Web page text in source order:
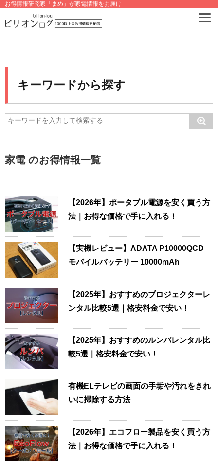
お得情報研究家「まめ」が家電情報をお届け
キーワードから探す
家電 のお得情報一覧
【2026年】ポータブル電源を安く買う方
法｜お得な価格で手に入れる！
【実機レビュー】ADATA P10000QCD
モバイルバッテリー 10000mAh
【2025年】おすすめのプロジェクターレ
ンタル比較5選｜格安料金で安い！
【2025年】おすすめのルンバレンタル比
較5選｜格安料金で安い！
有機ELテレビの画面の手垢や汚れをきれ
いに掃除する方法
【2026年】エコフロー製品を安く買う方
法｜お得な価格で手に入れる！